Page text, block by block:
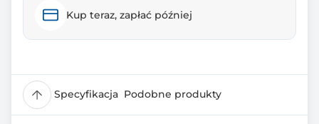
Kup teraz, zapłać później
Specyfikacja Podobne produkty